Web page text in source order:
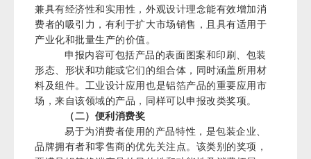
兼具有经济性和实用性，外观设计理念能有效增加消
费者的吸引力，有利于扩大市场销售，且具有适用于
产业化和批量生产的价值。
申报内容可包括产品的表面图案和印刷、包装
形态、形状和功能或它们的组合体，同时涵盖所用材
料及组件。工业设计应用也是铝箔产品的重要应用市
场，来自该领域的产品，同样可以申报改类奖项。
（二）便利消费奖
易于为消费者使用的产品特性，是包装企业、
品牌拥有者和零售商的优先关注点。该类别的奖项，